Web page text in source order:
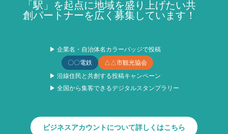
「駅」を起点に地域を盛り上げたい共
創パートナーを広く募集しています！
▶ 企業名・自治体名カラーバッジで投稿
〇〇電鉄
△△市観光協会
▶ 沿線住民と共創する投稿キャンペーン
▶ 全国から集客できるデジタルスタンプラリー
ビジネスアカウントについて詳しくはこちら